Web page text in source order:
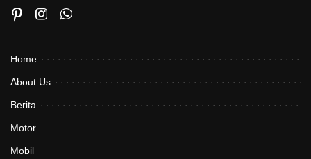
Home
About Us
Berita
Motor
Mobil